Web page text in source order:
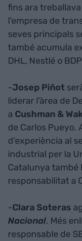
fins ara treballava
l'empresa de
seves principals
també acumula
DHL, Nestlé o
-Josep Piñot
liderar l'àrea de
a Cushman &
de Carlos Pueyo.
d'experiència al
industrial per la
Catalunya també
responsabilitat a
-Clara Soteras
Nacional. Més
responsable de